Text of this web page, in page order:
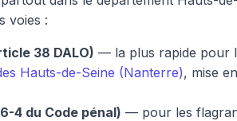
voies :
38 DALO) — la plus rapide pour
Hauts-de-Seine (Nanterre), mise
4 du Code pénal) — pour les